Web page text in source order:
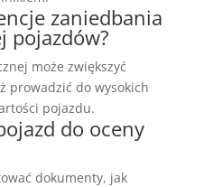
zaniedbania
pojazdów?
może zwiększyć
prowadzić do wysokich
pojazdu.
do oceny
dokumenty, jak